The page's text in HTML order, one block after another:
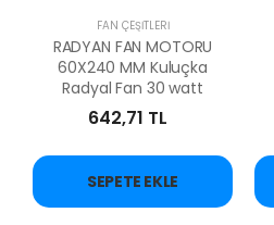
FAN ÇEŞİTLERİ
RADYAN FAN MOTORU
60X240 MM Kuluçka
Radyal Fan 30 watt
642,71 TL
SEPETE EKLE